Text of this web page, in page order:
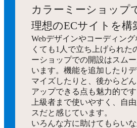
カラーミーショップ
理想のECサイトを構
Webデザインやコーディン
くても1人で立ち上げられた
ーショップでの開設はスム
います。機能を追加したり
マイズしたりと、後からど
アップできる点も魅力的で
上級者まで使いやすく、自
スだと感じています。
いろんな方に助けてもらい